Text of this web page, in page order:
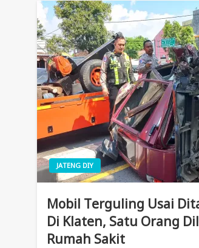
JATENG DIY
Mobil Terguling Usai
Di Klaten, Satu Orang
Rumah Sakit